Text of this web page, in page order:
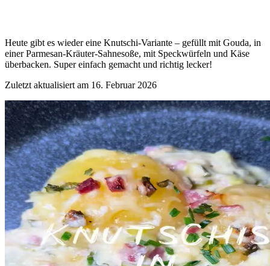
Heute gibt es wieder eine Knutschi-Variante – gefüllt mit Gouda, in
einer Parmesan-Kräuter-Sahnesoße, mit Speckwürfeln und Käse
überbacken. Super einfach gemacht und richtig lecker!
Zuletzt aktualisiert am 16. Februar 2026